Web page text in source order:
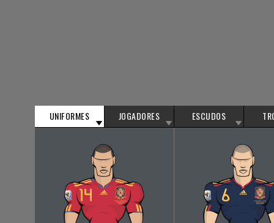
UNIFORMES JOGADORES ESCUDOS